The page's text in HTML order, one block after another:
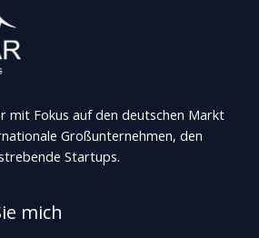
mit Fokus auf den deutschen Markt
Großunternehmen, den
Startups.
mich